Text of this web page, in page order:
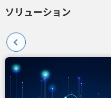
ソリューション